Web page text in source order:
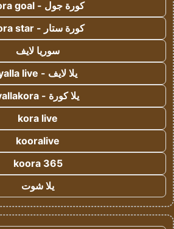
كورة جول - kora goal
كورة ستار - kora star
سوريا لايف
يلا لايف - yalla live
يلا كورة - yallakora
kora live
kooralive
koora 365
يلا شوت